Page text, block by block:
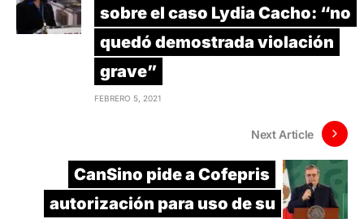
sobre el caso Lydia Cacho: “no
quedó demostrada violación
grave”
FEBRERO 5, 2021
Next Article
CanSino pide a Cofepris
autorización para uso de su